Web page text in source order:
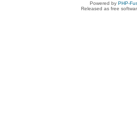
Powered by PHP-
Released as free